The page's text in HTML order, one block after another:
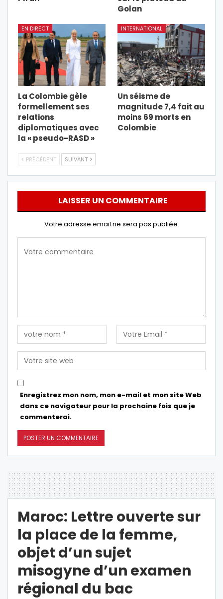
Golan
EN DIRECT
La Colombie gèle
formellement ses
relations
diplomatiques avec
la « pseudo-RASD »
INTERNATIONAL
Un séisme de
magnitude 7,4 fait au
moins 69 morts en
Colombie
PRÉCÉDENT SUIVANT
LAISSER UN COMMENTAIRE
Votre adresse email ne sera pas publiée.
Enregistrez mon nom, mon e-mail et mon site Web
dans ce navigateur pour la prochaine fois que je
commenterai.
Maroc: Lettre ouverte sur
la place de la femme,
objet d’un sujet
misogyne d’un examen
régional du bac